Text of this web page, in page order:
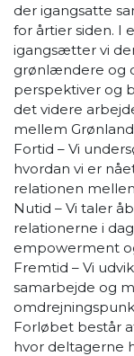
der igangsatte
for årtier siden. I
igangsætter vi
grønlændere og
perspektiver og
det videre
mellem
Fortid – Vi
hvordan vi er
relationen
Nutid – Vi taler
relationerne i
empowerment
Fremtid – Vi
samarbejde og
Forløbet består
hvor deltagerne